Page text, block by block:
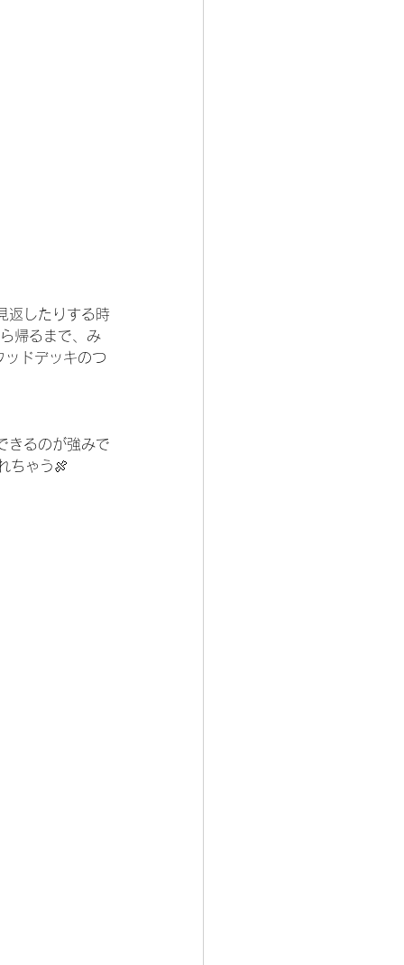
返したりする時
帰るまで、み
ドデッキのつ
きるのが強みで
ちゃう🍖